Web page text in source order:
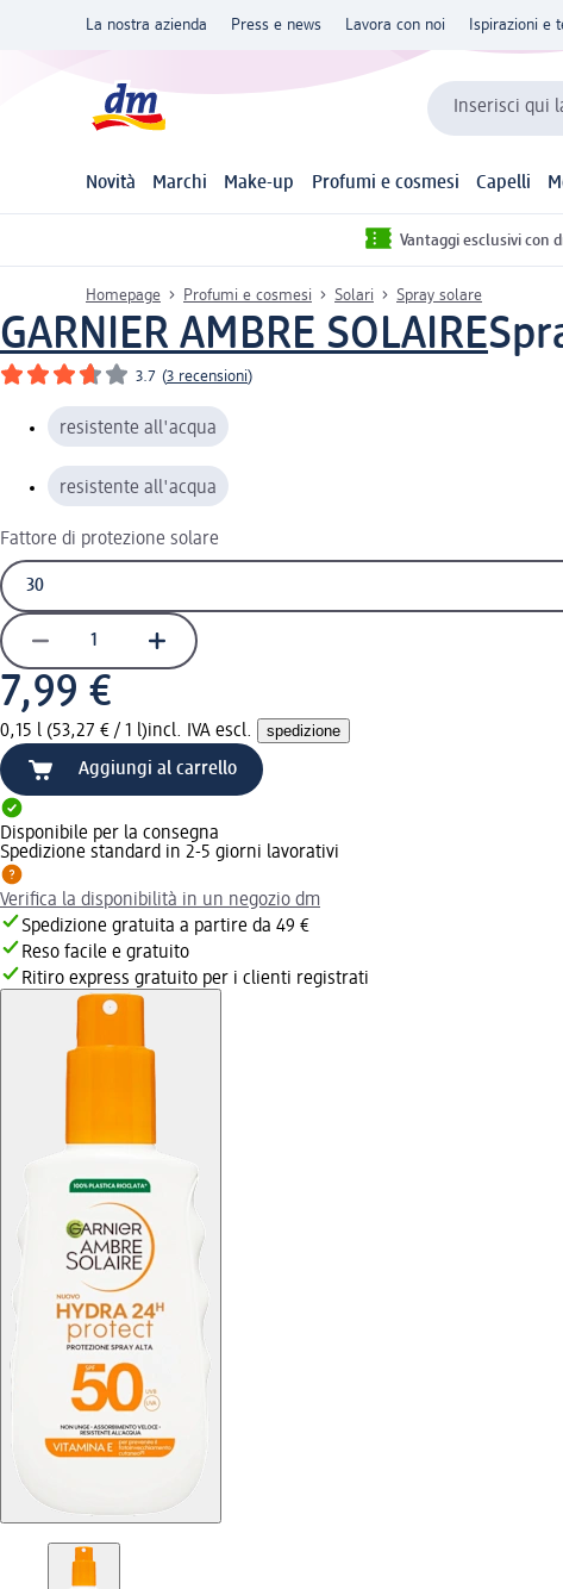
La nostra azienda Press e news Lavora con noi Ispirazioni e
Inserisci qui
Novità Marchi Make-up Profumi e cosmesi Capelli
Vantaggi esclusivi con
Homepage Profumi e cosmesi Solari Spray solare
GARNIER AMBRE SOLAIRE
3.7 (3 recensioni)
resistente all'acqua
resistente all'acqua
Fattore di protezione solare
7,99 €
0,15 l (53,27 € / 1 l)incl. IVA escl. spedizione
Aggiungi al carrello
Disponibile per la consegna
Spedizione standard in 2-5 giorni lavorativi
Verifica la disponibilità in un negozio dm
Spedizione gratuita a partire da 49 €
Reso facile e gratuito
Ritiro express gratuito per i clienti registrati